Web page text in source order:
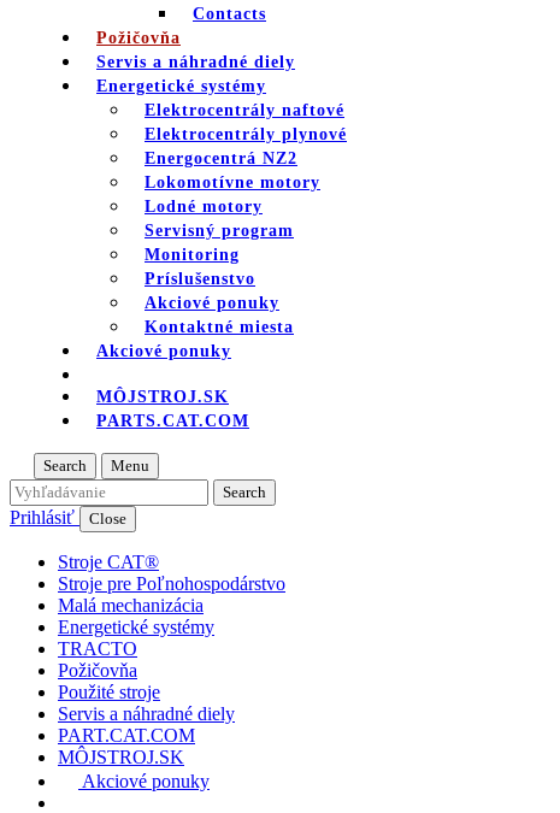
Contacts
Požičovňa
Servis a náhradné diely
Energetické systémy
Elektrocentrály naftové
Elektrocentrály plynové
Energocentrá NZ2
Lokomotívne motory
Lodné motory
Servisný program
Monitoring
Príslušenstvo
Akciové ponuky
Kontaktné miesta
Akciové ponuky
MÔJSTROJ.SK
PARTS.CAT.COM
Search Menu
Prihlásiť Close
Stroje CAT®
Stroje pre Poľnohospodárstvo
Malá mechanizácia
Energetické systémy
TRACTO
Požičovňa
Použité stroje
Servis a náhradné diely
PART.CAT.COM
MÔJSTROJ.SK
Akciové ponuky